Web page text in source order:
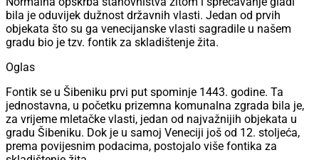
bila je oduvijek dužnost državnih vlasti. Jedan od prvih
objekata što su ga venecijanske vlasti sagradile u našem
gradu bio je tzv. fontik za skladištenje žita.
Oglas
Fontik se u Šibeniku prvi put spominje 1443. godine. Ta
jednostavna, u početku prizemna komunalna zgrada bila je,
za vrijeme mletačke vlasti, jedan od najvažnijih objekata u
gradu Šibeniku. Dok je u samoj Veneciji još od 12. stoljeća,
prema povijesnim podacima, postojalo više fontika za